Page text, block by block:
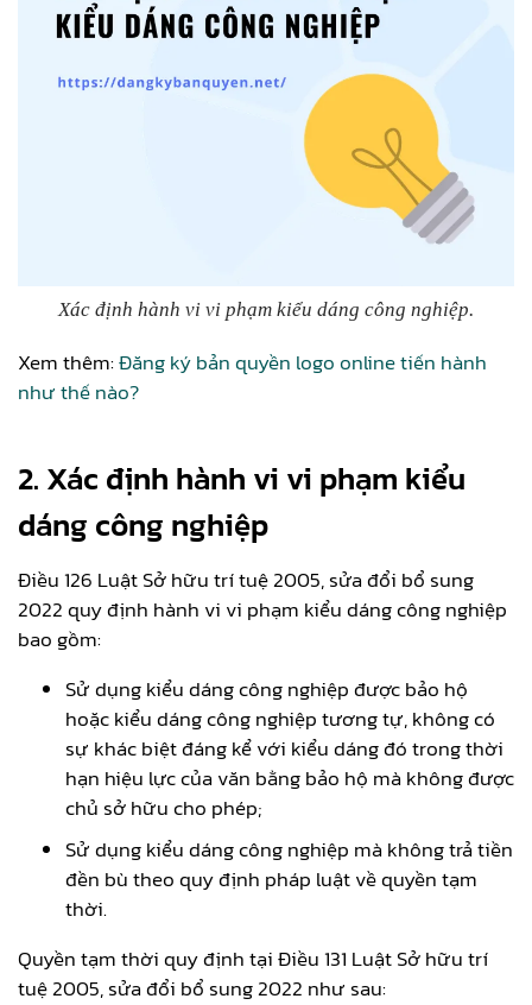
Xác định hành vi vi phạm kiểu dáng công nghiệp.
Xem thêm:Đăng ký bản quyền logo online tiến hành
như thế nào?
2. Xác định hành vi vi phạm kiểu
dáng công nghiệp
Điều 126 Luật Sở hữu trí tuệ 2005, sửa đổi bổ sung
2022 quy định hành vi vi phạm kiểu dáng công nghiệp
bao gồm:
Sử dụng kiểu dáng công nghiệp được bảo hộ
hoặc kiểu dáng công nghiệp tương tự, không có
sự khác biệt đáng kể với kiểu dáng đó trong thời
hạn hiệu lực của văn bằng bảo hộ mà không được
chủ sở hữu cho phép;
Sử dụng kiểu dáng công nghiệp mà không trả tiền
đền bù theo quy định pháp luật về quyền tạm
thời.
Quyền tạm thời quy định tại Điều 131 Luật Sở hữu trí
tuệ 2005, sửa đổi bổ sung 2022 như sau: